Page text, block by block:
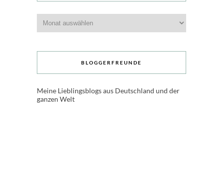
BLOGGERFREUNDE
Meine Lieblingsblogs aus Deutschland und der
ganzen Welt